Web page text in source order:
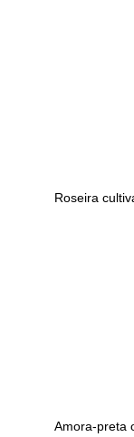
Roseira
Amora-preta